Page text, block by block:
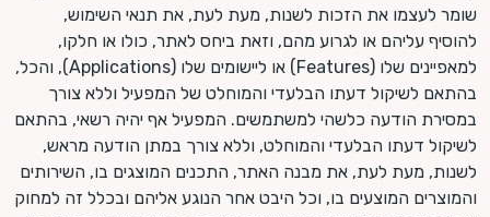
שומר לעצמו את הזכות לשנות, מעת לעת, את תנאי השימוש,
להוסיף עליהם או לגרוע מהם, וזאת ביחס לאתר, כולו או חלקו,
למאפיינים שלו (Features) או ליישומים שלו (Applications), והכל,
בהתאם לשיקול דעתו הבלעדי והמוחלט של המפעיל וללא צורך
במסירת הודעה כלשהי למשתמשים. המפעיל אף יהיה רשאי, בהתאם
לשיקול דעתו הבלעדי והמוחלט, וללא צורך במתן הודעה מראש,
לשנות, מעת לעת, את מבנה האתר, התכנים המוצגים בו, השירותים
והמוצרים המוצעים בו, וכל היבט אחר הנוגע אליהם ובכלל זה למחוק